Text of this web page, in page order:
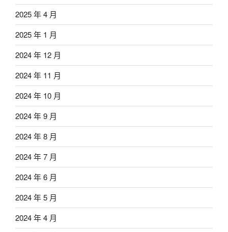
2025 年 4 月
2025 年 1 月
2024 年 12 月
2024 年 11 月
2024 年 10 月
2024 年 9 月
2024 年 8 月
2024 年 7 月
2024 年 6 月
2024 年 5 月
2024 年 4 月